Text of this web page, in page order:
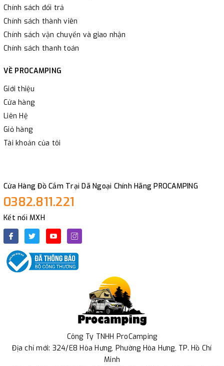
Chính sách đổi trả
Chính sách thành viên
Chính sách vận chuyển và giao nhận
Chính sách thanh toán
VỀ PROCAMPING
Giới thiệu
Cửa hàng
Liên Hệ
Giỏ hàng
Tài khoản của tôi
Cửa Hàng Đồ Cắm Trại Dã Ngoại Chính Hãng PROCAMPING
0382.811.221
Kết nối MXH
Công Ty TNHH ProCamping
Địa chỉ mới: 324/E8 Hòa Hưng, Phường Hòa Hưng, TP. Hồ Chí
Minh